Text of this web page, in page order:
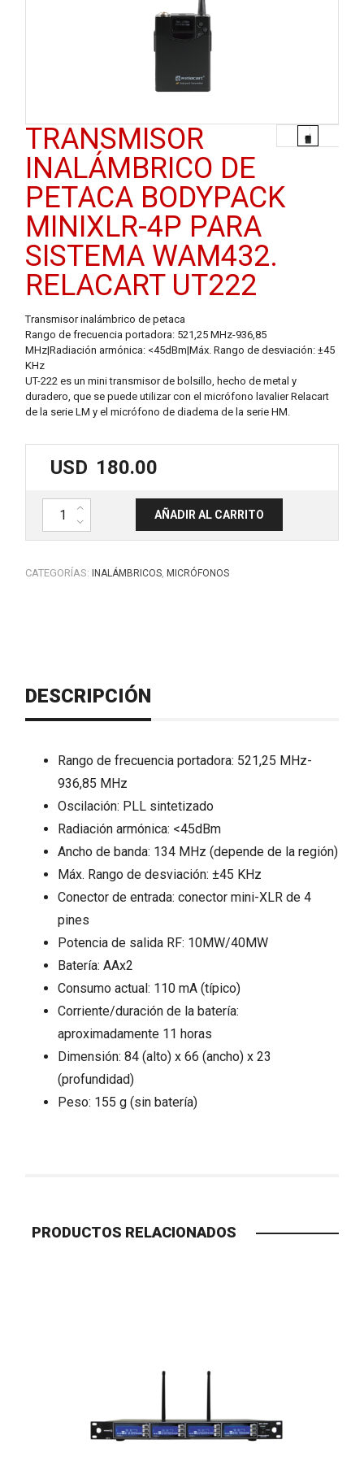
TRANSMISOR
INALÁMBRICO DE
PETACA BODYPACK
MINIXLR-4P PARA
SISTEMA WAM432.
RELACART UT222
Transmisor inalámbrico de petaca
Rango de frecuencia portadora: 521,25 MHz-936,85
MHz|Radiación armónica: <45dBm|Máx. Rango de desviación: ±45
KHz
UT-222 es un mini transmisor de bolsillo, hecho de metal y
duradero, que se puede utilizar con el micrófono lavalier Relacart
de la serie LM y el micrófono de diadema de la serie HM.
USD 180.00
Transmisor inalámbrico de petaca bodypack minixlr-4P para
AÑADIR AL CARRITO
CATEGORÍAS: INALÁMBRICOS MICRÓFONOS
DESCRIPCIÓN
Rango de frecuencia portadora: 521,25 MHz-
936,85 MHz
Oscilación: PLL sintetizado
Radiación armónica: <45dBm
Ancho de banda: 134 MHz (depende de la región)
Máx. Rango de desviación: ±45 KHz
Conector de entrada: conector mini-XLR de 4
pines
Potencia de salida RF: 10MW/40MW
Batería: AAx2
Consumo actual: 110 mA (típico)
Corriente/duración de la batería:
aproximadamente 11 horas
Dimensión: 84 (alto) x 66 (ancho) x 23
(profundidad)
Peso: 155 g (sin batería)
PRODUCTOS RELACIONADOS